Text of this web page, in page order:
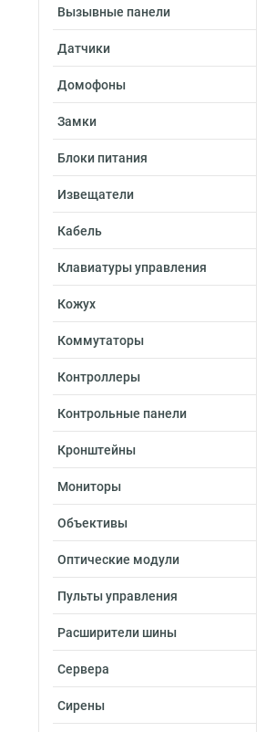
Вызывные панели
Датчики
Домофоны
Замки
Блоки питания
Извещатели
Кабель
Клавиатуры управления
Кожух
Коммутаторы
Контроллеры
Контрольные панели
Кронштейны
Мониторы
Объективы
Оптические модули
Пульты управления
Расширители шины
Сервера
Сирены